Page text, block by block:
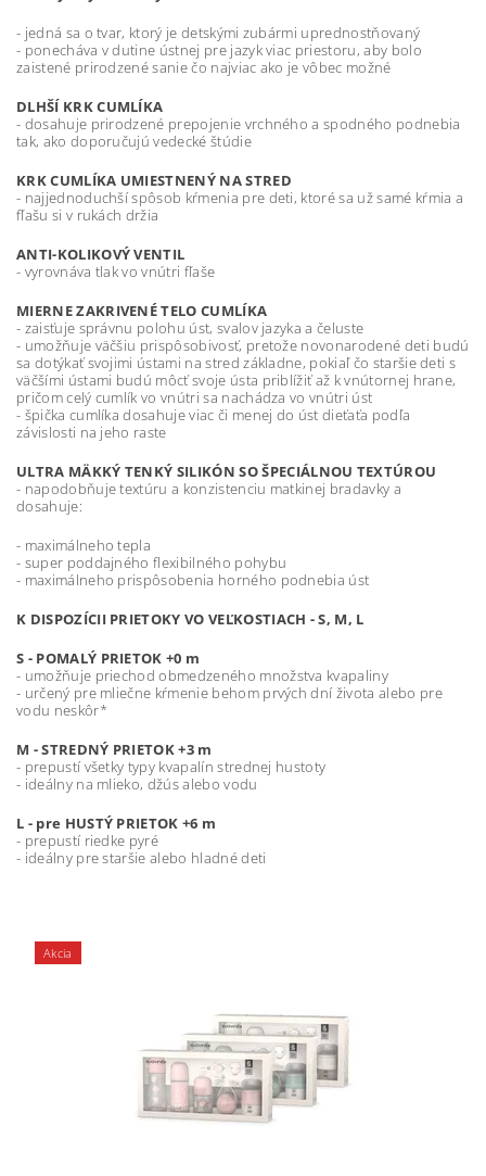
- jedná sa o tvar, ktorý je detskými zubármi uprednostňovaný
- ponecháva v dutine ústnej pre jazyk viac priestoru, aby bolo
zaistené prirodzené sanie čo najviac ako je vôbec možné
DLHŠÍ KRK CUMLÍKA
- dosahuje prirodzené prepojenie vrchného a spodného podnebia
tak, ako doporučujú vedecké štúdie
KRK CUMLÍKA UMIESTNENÝ NA STRED
- najjednoduchší spôsob kŕmenia pre deti, ktoré sa už samé kŕmia a
fľašu si v rukách držia
ANTI-KOLIKOVÝ VENTIL
- vyrovnáva tlak vo vnútri fľaše
MIERNE ZAKRIVENÉ TELO CUMLÍKA
- zaisťuje správnu polohu úst, svalov jazyka a čeluste
- umožňuje väčšiu prispôsobivosť, pretože novonarodené deti budú
sa dotýkať svojimi ústami na stred základne, pokiaľ čo staršie deti s
väčšími ústami budú môcť svoje ústa priblížiť až k vnútornej hrane,
pričom celý cumlík vo vnútri sa nachádza vo vnútri úst
- špička cumlíka dosahuje viac či menej do úst dieťaťa podľa
závislosti na jeho raste
ULTRA MÄKKÝ TENKÝ SILIKÓN SO ŠPECIÁLNOU TEXTÚROU
- napodobňuje textúru a konzistenciu matkinej bradavky a
dosahuje:
- maximálneho tepla
- super poddajného flexibilného pohybu
- maximálneho prispôsobenia horného podnebia úst
K DISPOZÍCII PRIETOKY VO VEĽKOSTIACH - S, M, L
S - POMALÝ PRIETOK +0 m
- umožňuje priechod obmedzeného množstva kvapaliny
- určený pre mliečne kŕmenie behom prvých dní života alebo pre
vodu neskôr*
M - STREDNÝ PRIETOK +3 m
- prepustí všetky typy kvapalín strednej hustoty
- ideálny na mlieko, džús alebo vodu
L - pre HUSTÝ PRIETOK +6 m
- prepustí riedke pyré
- ideálny pre staršie alebo hladné deti
Akcia